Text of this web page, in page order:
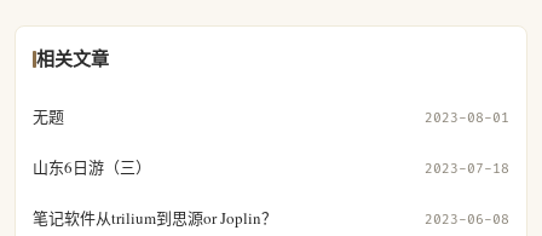
相关文章
无题 2023-08-01
山东6日游（三） 2023-07-18
笔记软件从trilium到思源or Joplin？ 2023-06-08